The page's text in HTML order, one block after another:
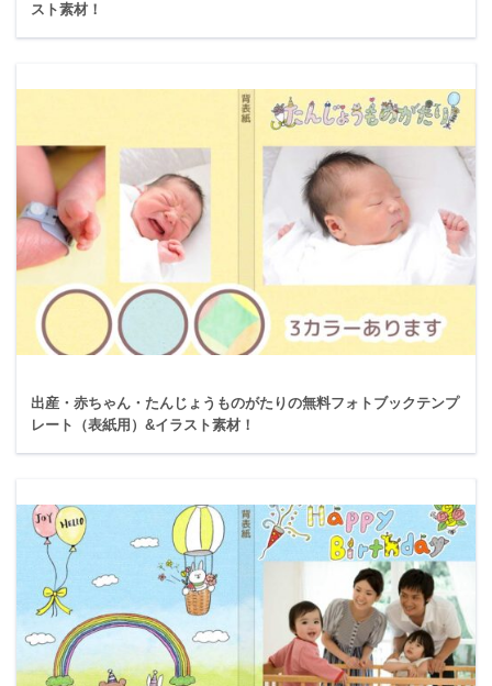
スト素材！
出産・赤ちゃん・たんじょうものがたりの無料フォトブックテンプ
レート（表紙用）&イラスト素材！